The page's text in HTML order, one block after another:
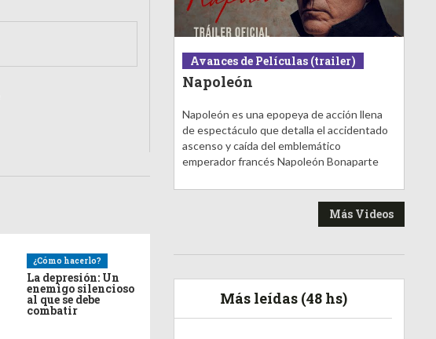
¿Cómo hacerlo?
La depresión: Un
enemigo silencioso
al que se debe
combatir
Avances de Películas (trailer)
Napoleón
Napoleón es una epopeya de acción llena
de espectáculo que detalla el accidentado
ascenso y caída del emblemático
emperador francés Napoleón Bonaparte
Más Videos
Más leídas (48 hs)